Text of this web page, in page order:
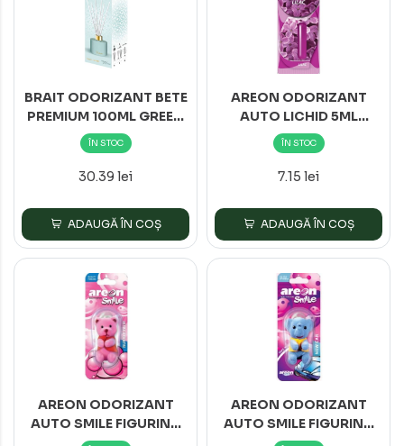
BRAIT ODORIZANT BETE
PREMIUM 100ML GREEN
SENSATION
ÎN STOC
30.39 lei
ADAUGĂ ÎN COȘ
AREON ODORIZANT
AUTO LICHID 5ML
LILIAC*48
ÎN STOC
7.15 lei
ADAUGĂ ÎN COȘ
AREON ODORIZANT
AUTO SMILE FIGURINA
BUBBLE GUM*12
AREON ODORIZANT
AUTO SMILE FIGURINA
NEW CAR*12